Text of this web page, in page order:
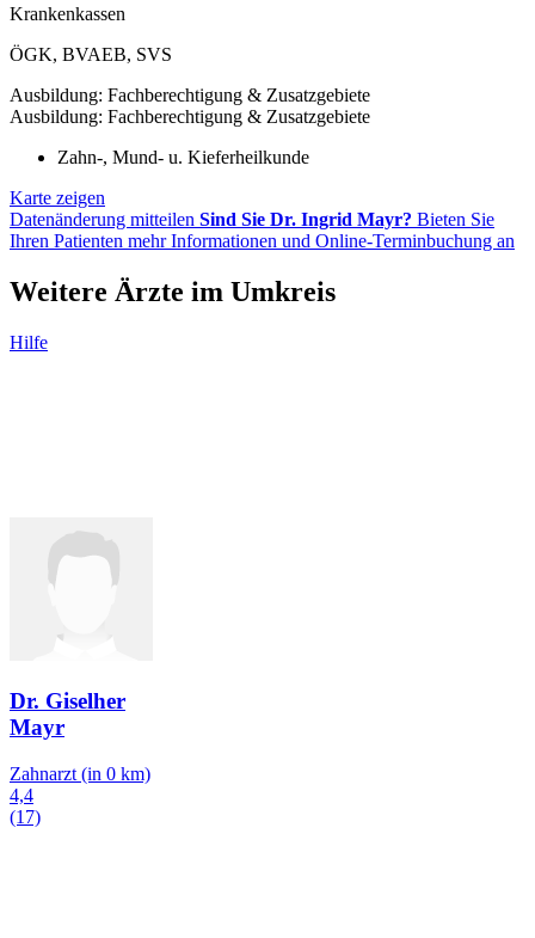
Krankenkassen
ÖGK, BVAEB, SVS
Ausbildung: Fachberechtigung & Zusatzgebiete
Ausbildung: Fachberechtigung & Zusatzgebiete
Zahn-, Mund- u. Kieferheilkunde
Karte zeigen
Datenänderung mitteilen Sind Sie Dr. Ingrid Mayr? Bieten Sie
Ihren Patienten mehr Informationen und Online-Terminbuchung an
Weitere Ärzte im Umkreis
Hilfe
Dr. Giselher
Mayr
Zahnarzt (in 0 km)
4,4
(17)